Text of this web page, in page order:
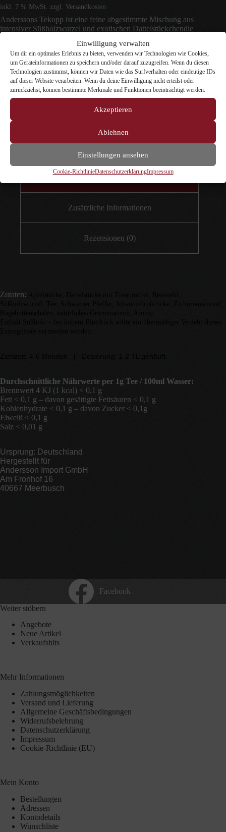
Einwilligung verwalten
Um dir ein optimales Erlebnis zu bieten, verwenden wir Technologien wie Cookies,
um Geräteinformationen zu speichern und/oder darauf zuzugreifen. Wenn du diesen
Technologien zustimmst, können wir Daten wie das Surfverhalten oder eindeutige IDs
auf dieser Website verarbeiten. Wenn du deine Einwilligung nicht erteilst oder
zurückziehst, können bestimmte Merkmale und Funktionen beeinträchtigt werden.
Akzeptieren
Ablehnen
Einstellungen ansehen
Cookie-RichtlinieDatenschutzerklärungImpressum
inkl. 7 % MwSt. zzgl. Versandkosten
Anderssons Tekopp ist eine feine abgestimmte Mischung aus
intensiver Süßholzwurzel und exotischen Dattelstückchendie
5 vorrätig
Anderssons
Lakritz-
Menge
In den Warenkorb
Artikelnummer:
Beschreibung
Zusätzliche Informationen
Rezensionen (0)
Zutaten:
Durchschnittliche Nährwerte per 1g Tee / 100ml Wasser:
Brennwert 4 KJ (1 kcal) < 0,1 g
Fett < 0,1 g – davon gesättigte Fettsäuren < 0,1 g
Kohlenhydrate < 0,1 g – davon Zucker < 0,1g
Eiweiß < 0,1 g
Salz < 0,01 g
Ursprung: Deutschland
Hergestellt für
Andersson Import GmbH
Am Fronhof 16
40667 Meerbusch
Facebook
Weiter stöbern
Angebote
Neue Artikel
Verkaufshits
Mehr Informationen
Zahlungsmöglichkeiten
Versand und Lieferung
Allgemeine Geschäftsbedingungen
Widerrufsbelehrung
Datenschutzerklärung
Impressum
Cookie-Richtlinie (EU)
Mein Konto
Bestellungen
Adressen
Kontodetails
Wunschliste